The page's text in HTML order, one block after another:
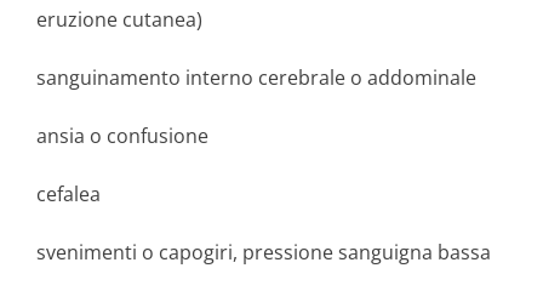
eruzione cutanea)
sanguinamento interno cerebrale o addominale
ansia o confusione
cefalea
svenimenti o capogiri, pressione sanguigna bassa